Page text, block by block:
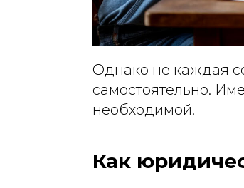
Однако не каждая
самостоятельно.
необходимой.
Как